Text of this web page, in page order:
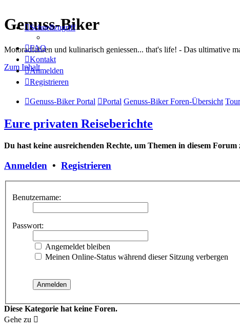
Genuss-Biker
Motoradfahren und kulinarisch geniessen... that's life! - Das ultimative
Zum Inhalt
Schnellzugriff
FAQ
Kontakt
Anmelden
Registrieren
Genuss-Biker Portal Portal Genuss-Biker Foren-Übersicht
Eure privaten Reiseberichte
Du hast keine ausreichenden Rechte, um Themen in diesem Forum
Anmelden • Registrieren
Benutzername:
Passwort:
Angemeldet bleiben
Meinen Online-Status während dieser Sitzung verbergen
Diese Kategorie hat keine Foren.
Gehe zu